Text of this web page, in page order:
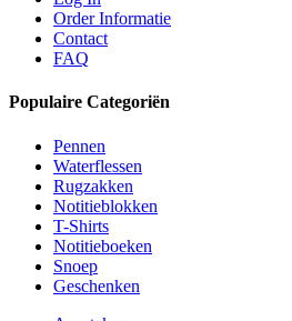
Order Informatie
Contact
FAQ
Populaire Categoriën
Pennen
Waterflessen
Rugzakken
Notitieblokken
T-Shirts
Notitieboeken
Snoep
Geschenken